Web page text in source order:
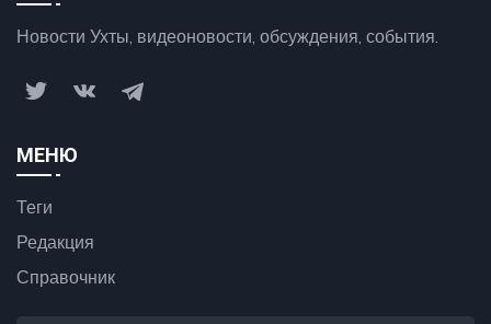
Новости Ухты, видеоновости, обсуждения, события.
МЕНЮ
Теги
Редакция
Справочник